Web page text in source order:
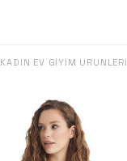
KADIN EV GIYIM ÜRÜNLERI